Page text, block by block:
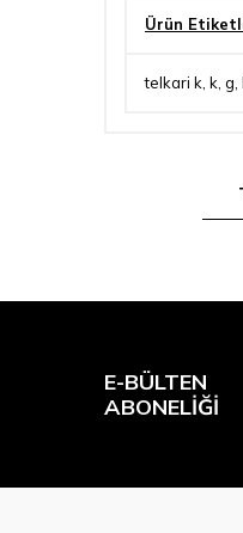
Ürün
telkari k k g
E-BÜLTEN
ABONELIĞI